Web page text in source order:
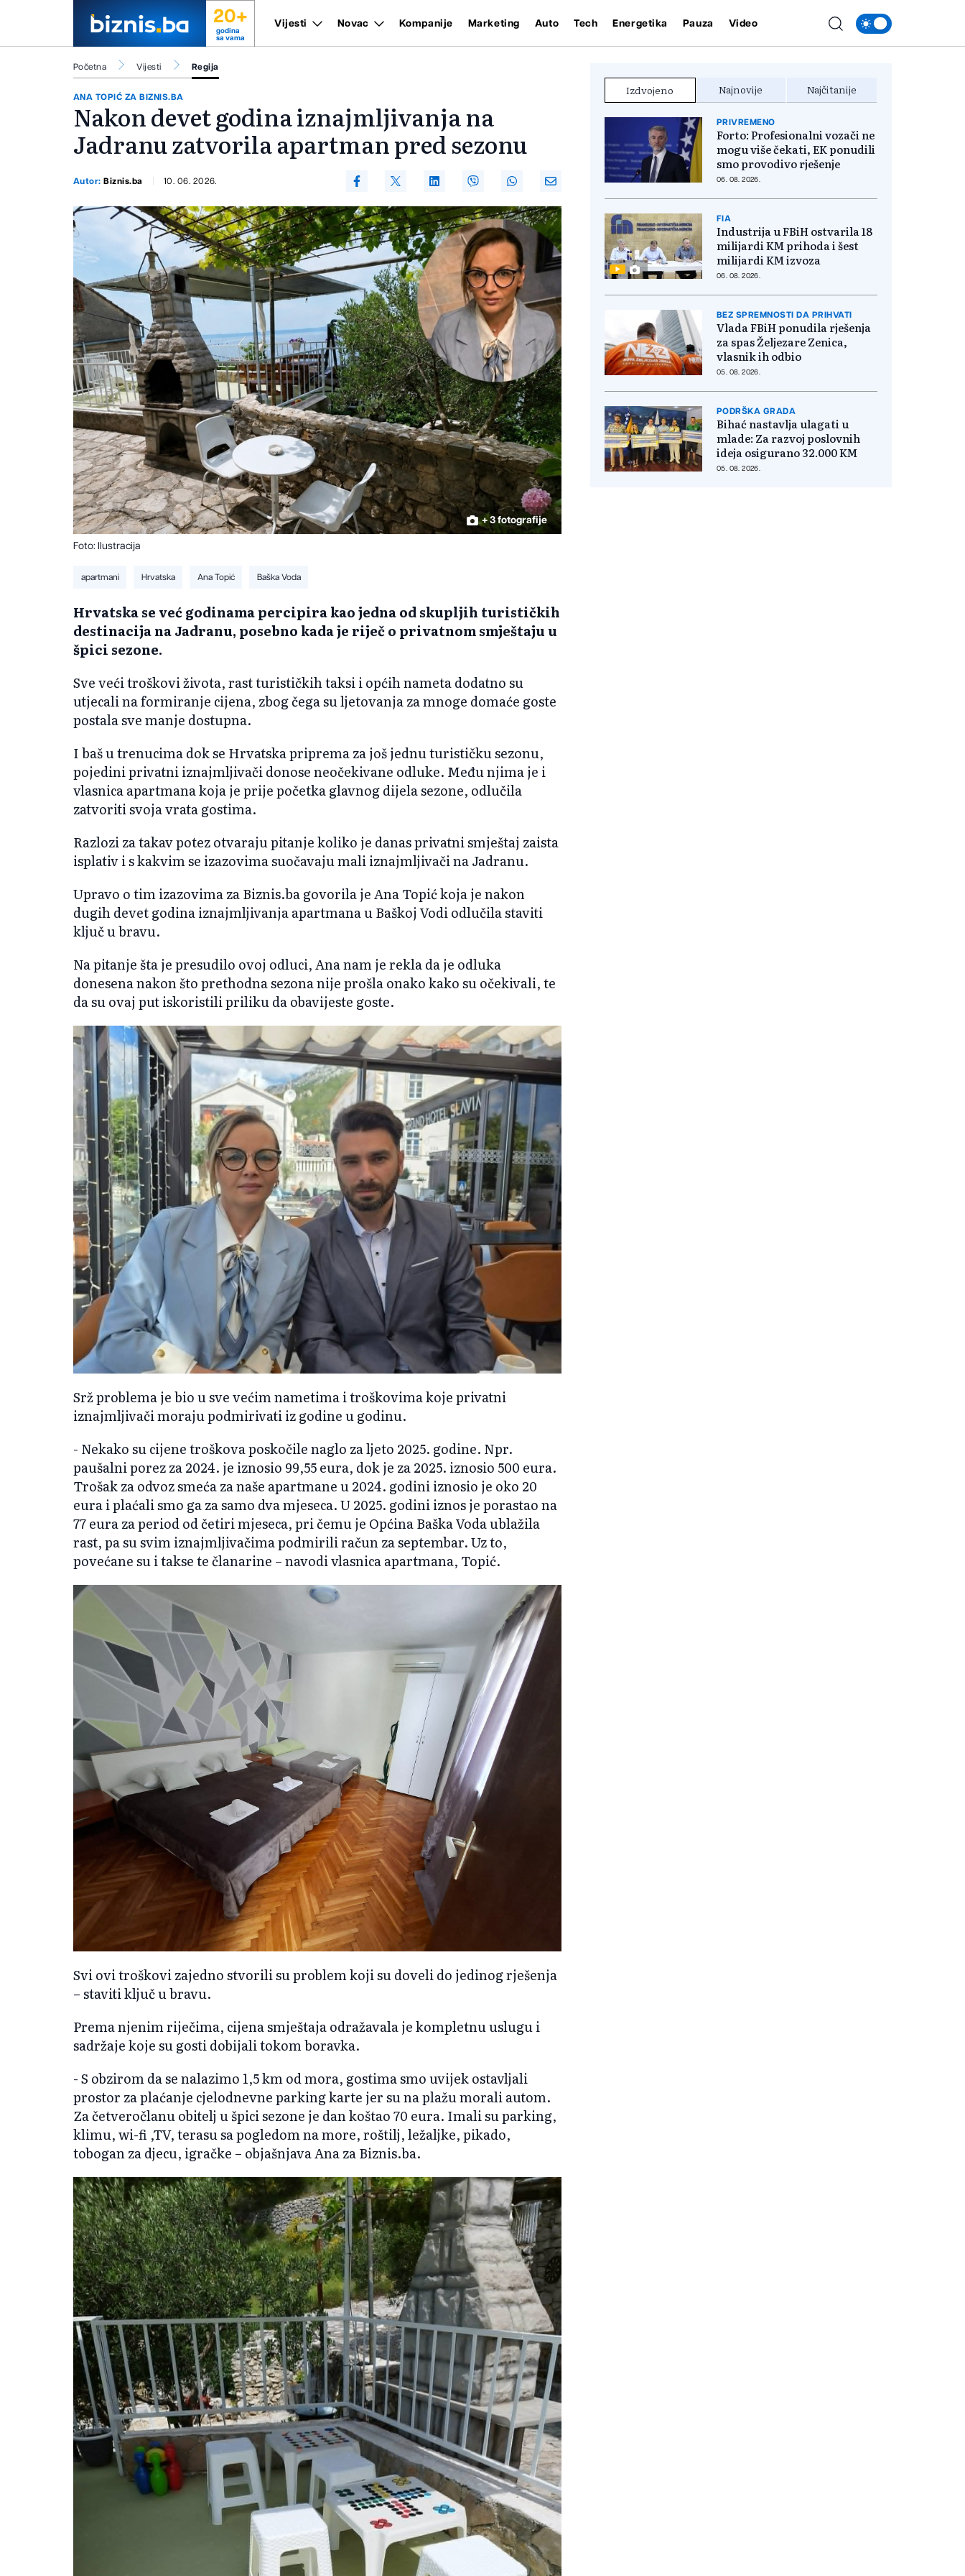
20+
godina
sa vama
Vijesti Novac Kompanije Marketing Auto Tech Energetika Pauza Video
Početna Vijesti Regija
ANA TOPIĆ ZA BIZNIS.BA
Nakon devet godina iznajmljivanja na
Jadranu zatvorila apartman pred sezonu
Autor:Biznis.ba 10. 06. 2026.
+ 3 fotografije
Foto: Ilustracija
apartmani Hrvatska Ana Topić Baška Voda
Hrvatska se već godinama percipira kao jedna od skupljih turističkih
destinacija na Jadranu, posebno kada je riječ o privatnom smještaju u
špici sezone.
Sve veći troškovi života, rast turističkih taksi i općih nameta dodatno su
utjecali na formiranje cijena, zbog čega su ljetovanja za mnoge domaće goste
postala sve manje dostupna.
I baš u trenucima dok se Hrvatska priprema za još jednu turističku sezonu,
pojedini privatni iznajmljivači donose neočekivane odluke. Među njima je i
vlasnica apartmana koja je prije početka glavnog dijela sezone, odlučila
zatvoriti svoja vrata gostima.
Razlozi za takav potez otvaraju pitanje koliko je danas privatni smještaj zaista
isplativ i s kakvim se izazovima suočavaju mali iznajmljivači na Jadranu.
Upravo o tim izazovima za Biznis.ba govorila je Ana Topić koja je nakon
dugih devet godina iznajmljivanja apartmana u Baškoj Vodi odlučila staviti
ključ u bravu.
Na pitanje šta je presudilo ovoj odluci, Ana nam je rekla da je odluka
donesena nakon što prethodna sezona nije prošla onako kako su očekivali, te
da su ovaj put iskoristili priliku da obavijeste goste.
Srž problema je bio u sve većim nametima i troškovima koje privatni
iznajmljivači moraju podmirivati iz godine u godinu.
- Nekako su cijene troškova poskočile naglo za ljeto 2025. godine. Npr.
paušalni porez za 2024. je iznosio 99,55 eura, dok je za 2025. iznosio 500 eura.
Trošak za odvoz smeća za naše apartmane u 2024. godini iznosio je oko 20
eura i plaćali smo ga za samo dva mjeseca. U 2025. godini iznos je porastao na
77 eura za period od četiri mjeseca, pri čemu je Općina Baška Voda ublažila
rast, pa su svim iznajmljivačima podmirili račun za septembar. Uz to,
povećane su i takse te članarine – navodi vlasnica apartmana, Topić.
Svi ovi troškovi zajedno stvorili su problem koji su doveli do jedinog rješenja
– staviti ključ u bravu.
Prema njenim riječima, cijena smještaja odražavala je kompletnu uslugu i
sadržaje koje su gosti dobijali tokom boravka.
- S obzirom da se nalazimo 1,5 km od mora, gostima smo uvijek ostavljali
prostor za plaćanje cjelodnevne parking karte jer su na plažu morali autom.
Za četveročlanu obitelj u špici sezone je dan koštao 70 eura. Imali su parking,
klimu, wi-fi ,TV, terasu sa pogledom na more, roštilj, ležaljke, pikado,
tobogan za djecu, igračke – objašnjava Ana za Biznis.ba.
Izdvojeno Najnovije Najčitanije
PRIVREMENO
Forto: Profesionalni vozači ne
mogu više čekati, EK ponudili
smo provodivo rješenje
06. 08. 2026.
FIA
Industrija u FBiH ostvarila 18
milijardi KM prihoda i šest
milijardi KM izvoza
06. 08. 2026.
BEZ SPREMNOSTI DA PRIHVATI
Vlada FBiH ponudila rješenja
za spas Željezare Zenica,
vlasnik ih odbio
05. 08. 2026.
PODRŠKA GRADA
Bihać nastavlja ulagati u
mlade: Za razvoj poslovnih
ideja osigurano 32.000 KM
05. 08. 2026.